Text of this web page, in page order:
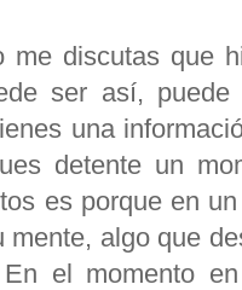
discutas que
ser así, puede
una
detente un
es porque en
mente, algo que
En el momento